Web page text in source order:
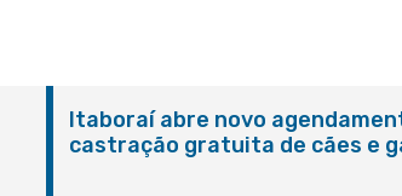
Itaboraí abre novo
castração gratuita de cães e